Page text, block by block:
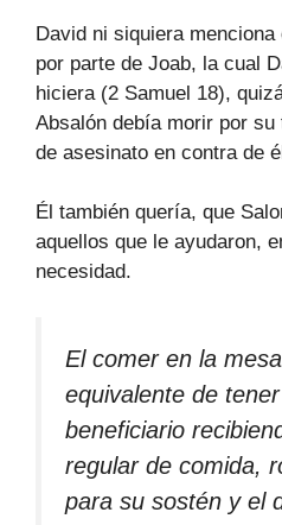
David ni siquiera
por parte de Joab, la cual
hiciera (2 Samuel 18),
Absalón debía morir por
de asesinato en contra de
Él también quería, que
aquellos que le ayudaron,
necesidad.
El comer en la
equivalente de
beneficiario
regular de comida,
para su sostén y el